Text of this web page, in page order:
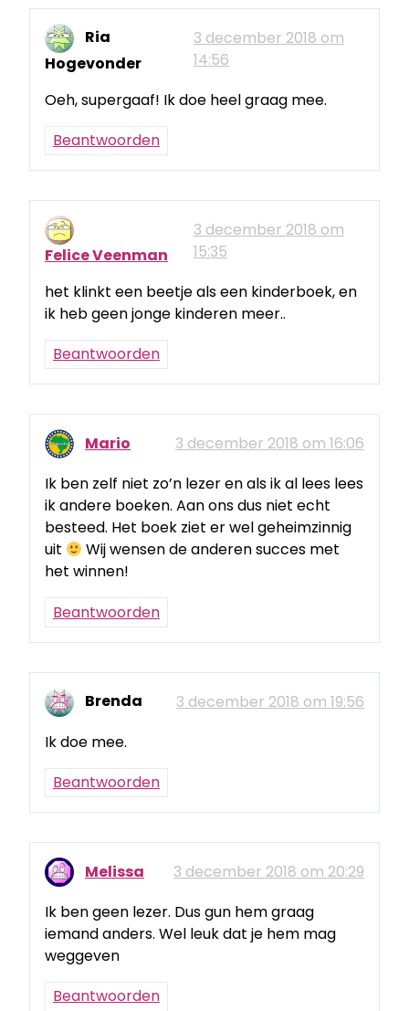
Ria
Hogevonder
3 december 2018 om
14:56
Oeh, supergaaf! Ik doe heel graag mee.
Beantwoorden
Felice Veenman
3 december 2018 om
15:35
het klinkt een beetje als een kinderboek, en
ik heb geen jonge kinderen meer..
Beantwoorden
Mario
3 december 2018 om 16:06
Ik ben zelf niet zo’n lezer en als ik al lees lees
ik andere boeken. Aan ons dus niet echt
besteed. Het boek ziet er wel geheimzinnig
uit
Wij wensen de anderen succes met
het winnen!
Beantwoorden
Brenda
3 december 2018 om 19:56
Ik doe mee.
Beantwoorden
Melissa
3 december 2018 om 20:29
Ik ben geen lezer. Dus gun hem graag
iemand anders. Wel leuk dat je hem mag
weggeven
Beantwoorden